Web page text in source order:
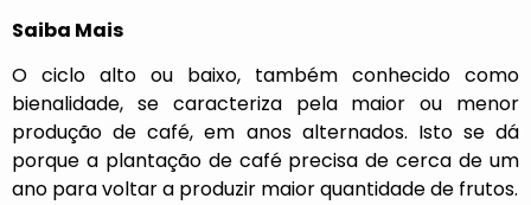
Saiba Mais
O ciclo alto ou baixo, também conhecido como
bienalidade, se caracteriza pela maior ou menor
produção de café, em anos alternados. Isto se dá
porque a plantação de café precisa de cerca de um
ano para voltar a produzir maior quantidade de frutos.